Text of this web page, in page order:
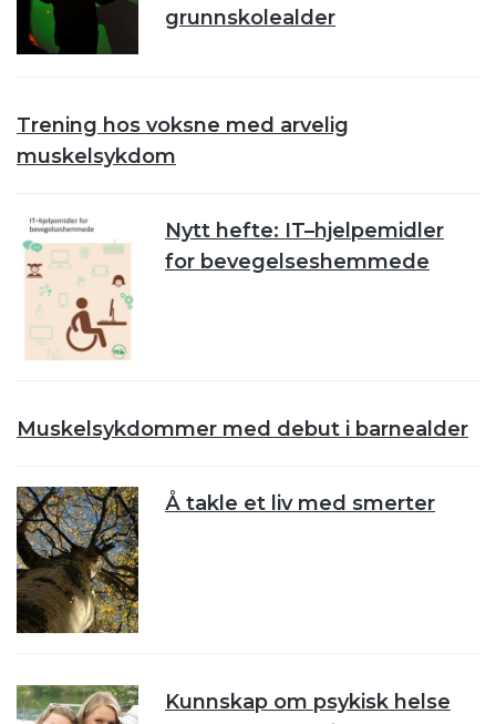
grunnskolealder
Trening hos voksne med arvelig
muskelsykdom
Nytt hefte: IT–hjelpemidler
for bevegelseshemmede
Muskelsykdommer med debut i barnealder
Å takle et liv med smerter
Kunnskap om psykisk helse